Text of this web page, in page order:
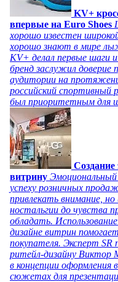
KV+
впервые на Euro Shoes
хорошо известен
хорошо знают в мире
KV+ делал первые шаги
бренд заслужил доверие
аудитории на
российский спортивный
был приоритетным для
Создание
витрину
успеху розничных
привлекать внимание,
ностальгии до чувства
обладать.
дизайне витрин
покупателя. Эксперт SR
ритейл-дизайну Виктор
в концепции
сюжетах для